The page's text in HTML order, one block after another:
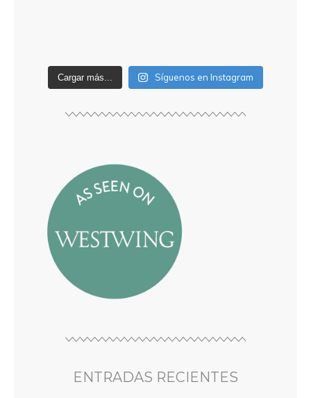
Cargar más... Síguenos en Instagram
ENTRADAS RECIENTES